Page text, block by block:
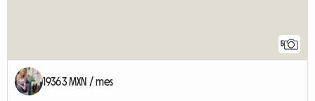
5
19363 MXN / mes